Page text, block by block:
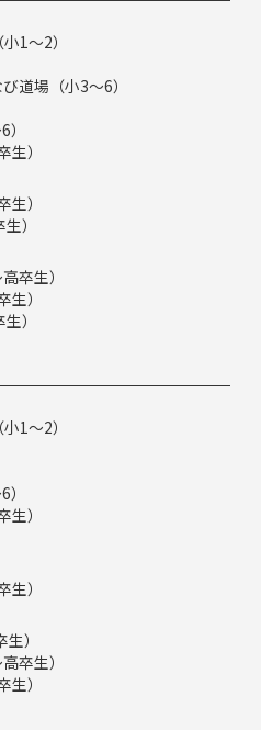
1～2）
道場（小3～6）
）
）
）
卒生）
）
）
1～2）
）
）
）
卒生）
）